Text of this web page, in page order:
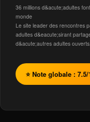
36 millions d&acute;adultes
monde
Le site leader des rencontres
adultes d&eacute;sirant
d&acute;autres adultes ouverts.
⭐ Note globale : 7.5/